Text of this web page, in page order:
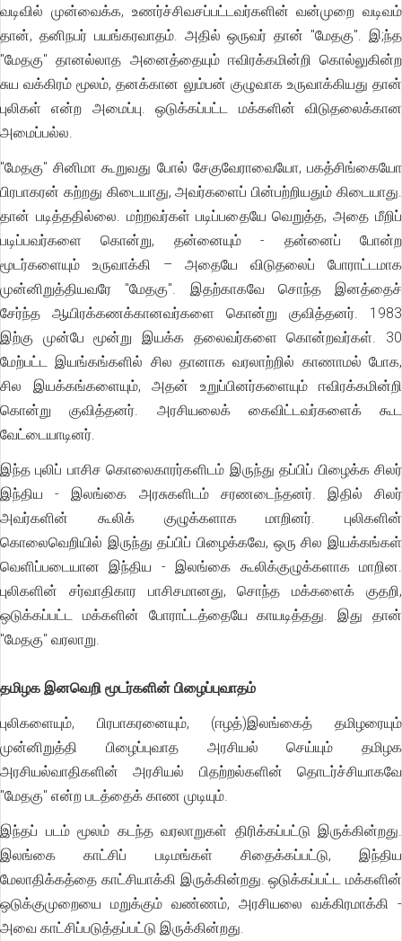
வடிவில் முன்வைக்க, உணர்ச்சிவசப்பட்டவர்களின் வன்முறை வடிவம்
தான், தனிநபர் பயங்கரவாதம். அதில் ஒருவர் தான் "மேதகு". இ;ந்த
"மேதகு" தானல்லாத அனைத்தையும் ஈவிரக்கமின்றி கொல்லுகின்ற
சுய வக்கிரம் மூலம், தனக்கான லும்பன் குழுவாக உருவாக்கியது தான்
புலிகள் என்ற அமைப்பு. ஒடுக்கப்பட்ட மக்களின் விடுதலைக்கான
அமைப்பல்ல.
"மேதகு" சினிமா கூறுவது போல் சேகுவேராவையோ, பகத்சிங்கையோ
பிரபாகரன் கற்றது கிடையாது, அவர்களைப் பின்பற்றியதும் கிடையாது.
தான் படித்ததில்லை. மற்றவர்கள் படிப்பதையே வெறுத்த, அதை மீறிப்
படிப்பவர்களை கொன்று, தன்னையும் - தன்னைப் போன்ற
மூடர்களையும் உருவாக்கி – அதையே விடுதலைப் போராட்டமாக
முன்னிறுத்தியவரே "மேதகு". இதற்காகவே சொந்த இனத்தைச்
சேர்ந்த ஆயிரக்கணக்கானவர்களை கொன்று குவித்தனர். 1983
இற்கு முன்பே மூன்று இயக்க தலைவர்களை கொன்றவர்கள். 30
மேற்பட்ட இயங்கங்களில் சில தானாக வரலாற்றில் காணாமல் போக,
சில இயக்கங்களையும், அதன் உறுப்பினர்களையும் ஈவிரக்கமின்றி
கொன்று குவித்தனர். அரசியலைக் கைவிட்டவர்களைக் கூட
வேட்டையாடினர்.
இந்த புலிப் பாசிச கொலைகாரர்களிடம் இருந்து தப்பிப் பிழைக்க சிலர்
இந்திய - இலங்கை அரசுகளிடம் சரணடைந்தனர். இதில் சிலர்
அவர்களின் கூலிக் குழுக்களாக மாறினர். புலிகளின்
கொலைவெறியில் இருந்து தப்பிப் பிழைக்கவே, ஒரு சில இயக்கங்கள்
வெளிப்படையான இந்திய - இலங்கை கூலிக்குழுக்களாக மாறின.
புலிகளின் சர்வாதிகார பாசிசமானது, சொந்த மக்களைக் குதறி,
ஒடுக்கப்பட்ட மக்களின் போராட்டத்தையே காயடித்தது. இது தான்
"மேதகு" வரலாறு.
தமிழக இனவெறி மூடர்களின் பிழைப்புவாதம்
புலிகளையும், பிரபாகரனையும், (ஈழத்)இலங்கைத் தமிழரையும்
முன்னிறுத்தி பிழைப்புவாத அரசியல் செய்யும் தமிழக
அரசியல்வாதிகளின் அரசியல் பிதற்றல்களின் தொடர்ச்சியாகவே
"மேதகு" என்ற படத்தைக் காண முடியும்.
இந்தப் படம் மூலம் கடந்த வரலாறுகள் திரிக்கப்பட்டு இருக்கின்றது.
இலங்கை காட்சிப் படிமங்கள் சிதைக்கப்பட்டு, இந்திய
மேலாதிக்கத்தை காட்சியாக்கி இருக்கின்றது. ஒடுக்கப்பட்ட மக்களின்
ஒடுக்குமுறையை மறுக்கும் வண்ணம், அரசியலை வக்கிரமாக்கி -
அவை காட்சிப்படுத்தப்பட்டு இருக்கின்றது.